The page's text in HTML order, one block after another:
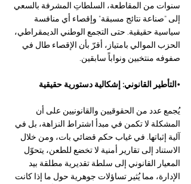
سنوات من المقاطعة، السلطاتِ المشرفة بالسعي
إلى "صناعة نتائج مسبقة" وإقصاء أي منافسة
سياسية حقيقية. حتى التجمع الوطني الديمقراطي،
الحزب الموالي بامتياز، أقرّ بأن الإقصاء طال في
صفوفه منتخبين ونواباً سابقين.
•التأطير القانوني: إشكالية دستورية حقيقية
يُجمع عدد من الحقوقيين والقانونيين على أن
المشكلة لا تكمن في مبدأ اشتراط النزاهة، بل في
آلية إثباتها. في غياب حكم قضائي بات، ومن خلال
الاستناد إلى تقارير أمنية لا تخضع للطعن، يتحوّل
المعيار القانوني إلى سلطة تقديرية مطلقة بيد
الإدارة، مما يُثير تساؤلات جوهرية حول ما إذا كانت